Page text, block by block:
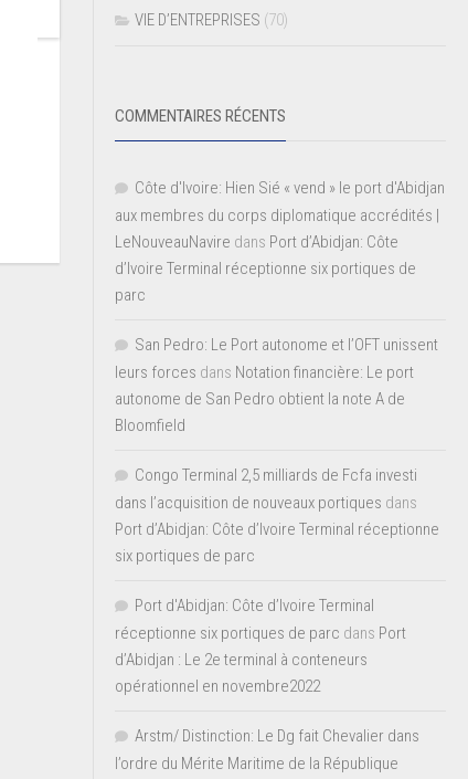
VIE D’ENTREPRISES (70)
COMMENTAIRES RÉCENTS
Côte d'Ivoire: Hien Sié « vend » le port d'Abidjan
aux membres du corps diplomatique accrédités |
LeNouveauNavire dans Port d’Abidjan: Côte
d’Ivoire Terminal réceptionne six portiques de
parc
San Pedro: Le Port autonome et l’OFT unissent
leurs forces dans Notation financière: Le port
autonome de San Pedro obtient la note A de
Bloomfield
Congo Terminal 2,5 milliards de Fcfa investi
dans l’acquisition de nouveaux portiques dans
Port d’Abidjan: Côte d’Ivoire Terminal réceptionne
six portiques de parc
Port d'Abidjan: Côte d’Ivoire Terminal
réceptionne six portiques de parc dans Port
d’Abidjan : Le 2e terminal à conteneurs
opérationnel en novembre2022
Arstm/ Distinction: Le Dg fait Chevalier dans
l’ordre du Mérite Maritime de la République